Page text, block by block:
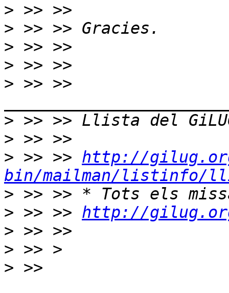
>
>
>
>
> >> >>
>
>
> >> >> http://
bin/mailman/listinfo/
>
> >> >> http://
>
>
> >>